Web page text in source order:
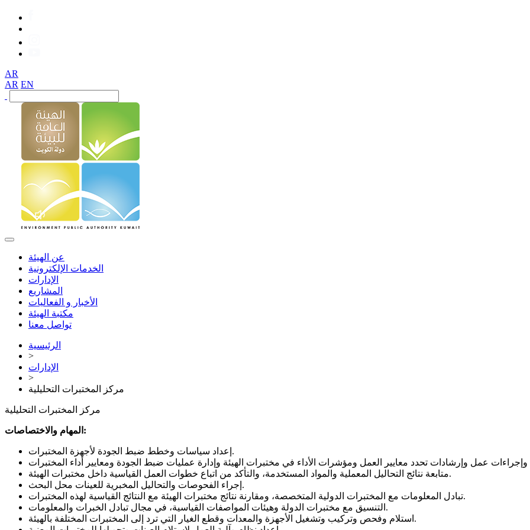
AR
AR EN
عن الهيئة
الخدمات الإلكترونية
الإدارات
المشاريع
الأخبار و الفعاليات
مكتبة الهيئة
تواصل معنا
الرئيسية
>
الإدارات
>
مركز المختبرات التحليلية
مركز المختبرات التحليلية
المهام والاختصاصات:
إعداد سياسات وخطط ضبط الجودة لأجهزة المختبرات.
متابعة نتائج التحاليل المعملية والمواد المستخدمة، والتأكد من اتباع خطوات العمل القياسية داخل مختبرات الهيئة.
إجراء الفحوصات والتحاليل المخبرية للعينات محل البحث.
تبادل المعلومات مع المختبرات الدولية المتخصصة، ومقارنة نتائج مختبرات الهيئة مع النتائج القياسية لهذه المختبرات.
التنسيق مع مختبرات الدولة وهيئات المواصفات القياسية، في مجال تبادل الخبرات والمعلومات.
استلام وفحص وتركيب وتشغيل الأجهزة والمعدات وقطع الغيار التي ترد إلى المختبرات المختلفة بالهيئة.